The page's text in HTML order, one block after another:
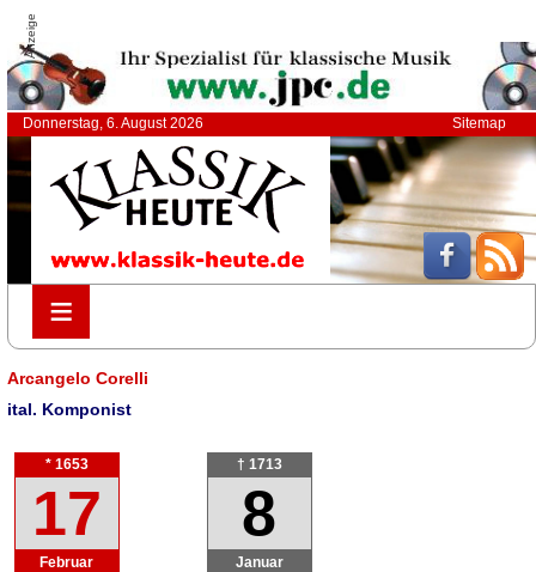
Anzeige
Donnerstag, 6. August 2026 Sitemap
≡
≡
Arcangelo Corelli
ital. Komponist
* 1653
17
Februar
† 1713
8
Januar